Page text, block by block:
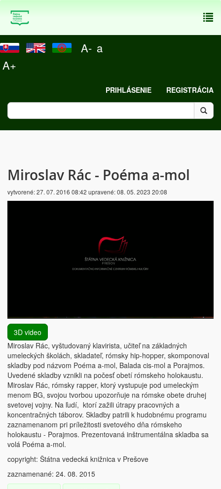
A- a
A+
PRIHLÁSENIE REGISTRÁCIA
Miroslav Rác - Poéma a-mol
vytvorené:27. 07. 2016 08:42 upravené:08. 05. 2023 20:08
3D video
Miroslav Rác, vyštudovaný klavirista, učiteľ na základných
umeleckých školách, skladateľ, rómsky hip-hopper, skomponoval
skladby pod názvom Poéma a-mol, Balada cis-mol a Porajmos.
Uvedené skladby vznikli na počesť obetí rómskeho holokaustu.
Miroslav Rác, rómsky rapper, ktorý vystupuje pod umeleckým
menom BG, svojou tvorbou upozorňuje na rómske obete druhej
svetovej vojny. Na ľudí, ktorí zažili útrapy pracovných a
koncentračných táborov. Skladby patrili k hudobnému programu
zaznamenanom pri príležitosti svetového dňa rómskeho
holokaustu - Porajmos. Prezentovaná inštrumentálna skladba sa
volá Poéma a-mol.
copyright: Štátna vedecká knižnica v Prešove
zaznamenané: 24. 08. 2015